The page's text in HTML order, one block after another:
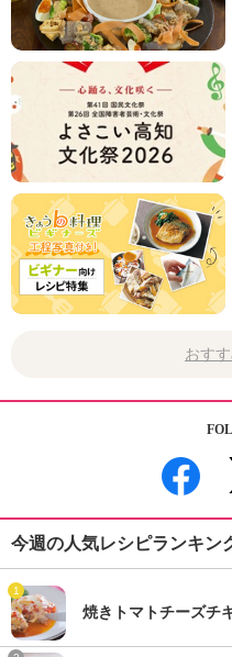
おす
今週の人気レシピランキン
1
焼きトマトチーズチ